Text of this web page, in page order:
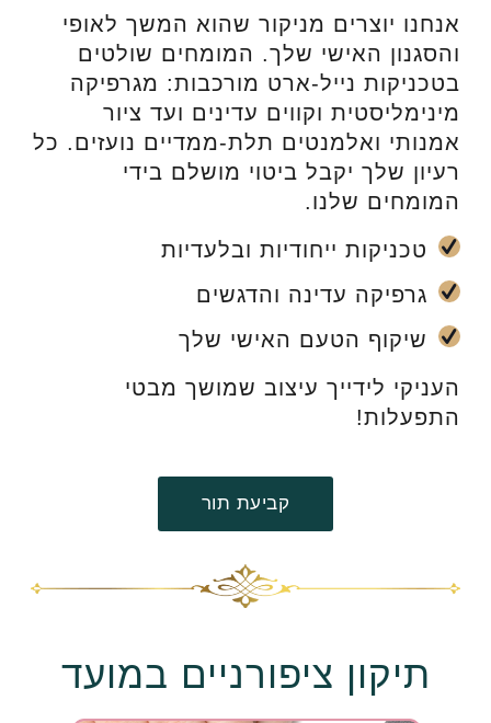
אנחנו יוצרים מניקור שהוא המשך לאופי
והסגנון האישי שלך. המומחים שולטים
בטכניקות נייל-ארט מורכבות: מגרפיקה
מינימליסטית וקווים עדינים ועד ציור
אמנותי ואלמנטים תלת-ממדיים נועזים. כל
רעיון שלך יקבל ביטוי מושלם בידי
המומחים שלנו.
טכניקות ייחודיות ובלעדיות
גרפיקה עדינה והדגשים
שיקוף הטעם האישי שלך
העניקי לידייך עיצוב שמושך מבטי
התפעלות!
קביעת תור
תיקון ציפורניים במועד